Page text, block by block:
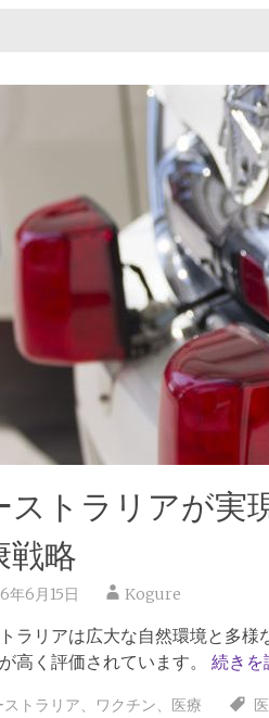
ストラリアが実
戦略
年6月15日 Kogure
ラリアは広大な自然環境と多
高く評価されています。 続きを
ストラリア、 ワクチン、 医療